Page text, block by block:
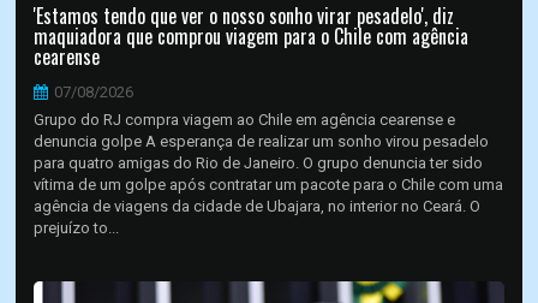
'Estamos tendo que ver o nosso sonho virar pesadelo', diz
maquiadora que comprou viagem para o Chile com agência
cearense
07/08/2026
Grupo do RJ compra viagem ao Chile em agência cearense e
denuncia golpe A esperança de realizar um sonho virou pesadelo
para quatro amigas do Rio de Janeiro. O grupo denuncia ter sido
vítima de um golpe após contratar um pacote para o Chile com uma
agência de viagens da cidade de Ubajara, no interior no Ceará. O
prejuízo to...